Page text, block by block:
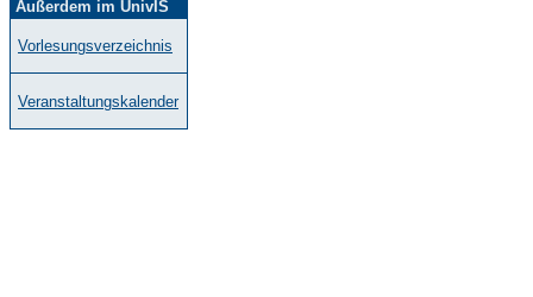
Außerdem im UnivIS
Vorlesungsverzeichnis
Veranstaltungskalender